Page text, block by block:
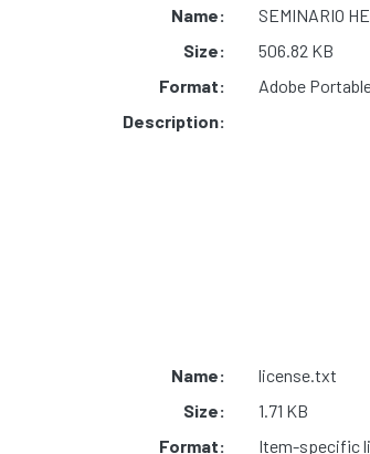
Name:
SEMINARIO
Size:
506.82 KB
Format:
Adobe
Description:
Name:
license.txt
Size:
1.71 KB
Format:
Item-specific